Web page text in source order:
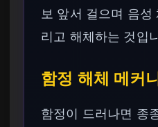
보 앞서 걸으며 음
리고 해체하는 것입
함정 해체 메커
함정이 드러나면 종